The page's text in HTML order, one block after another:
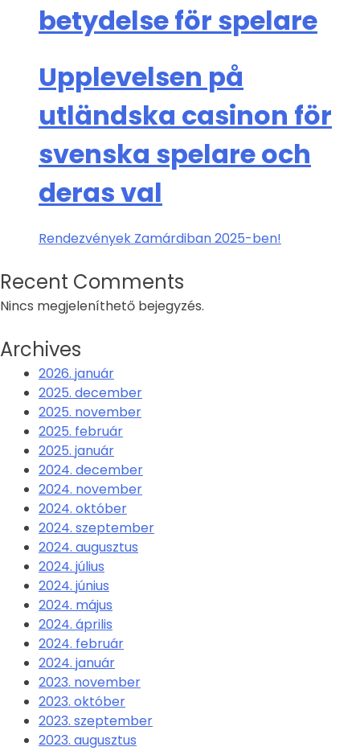
betydelse för spelare
Upplevelsen på
utländska casinon för
svenska spelare och
deras val
Rendezvények Zamárdiban 2025-ben!
Recent Comments
Nincs megjeleníthető bejegyzés.
Archives
2026. január
2025. december
2025. november
2025. február
2025. január
2024. december
2024. november
2024. október
2024. szeptember
2024. augusztus
2024. július
2024. június
2024. május
2024. április
2024. február
2024. január
2023. november
2023. október
2023. szeptember
2023. augusztus